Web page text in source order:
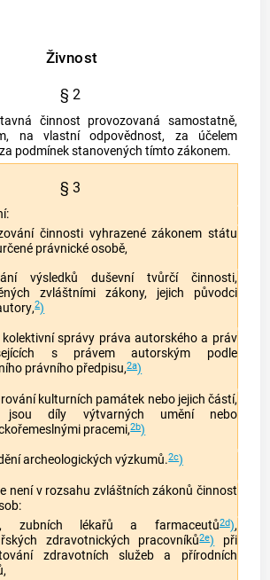
Živnost
§ 2
činnost provozovaná samostatně,
na vlastní odpovědnost, za účelem
podmínek stanovených tímto zákonem.
§ 3
činnosti vyhrazené zákonem státu
právnické osobě,
výsledků duševní tvůrčí činnosti,
zvláštními zákony, jejich původci
,2)
správy práva autorského a práv
s právem autorským podle
právního předpisu,2a)
kulturních památek nebo jejich částí,
jsou díly výtvarných umění nebo
pracemi,2b)
archeologických výzkumů.2c)
není v rozsahu zvláštních zákonů činnost
zubních lékařů a farmaceutů2d),
zdravotnických pracovníků2e) při
zdravotních služeb a přírodních